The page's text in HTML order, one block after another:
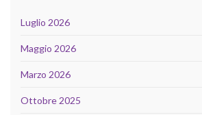
Luglio 2026
Maggio 2026
Marzo 2026
Ottobre 2025